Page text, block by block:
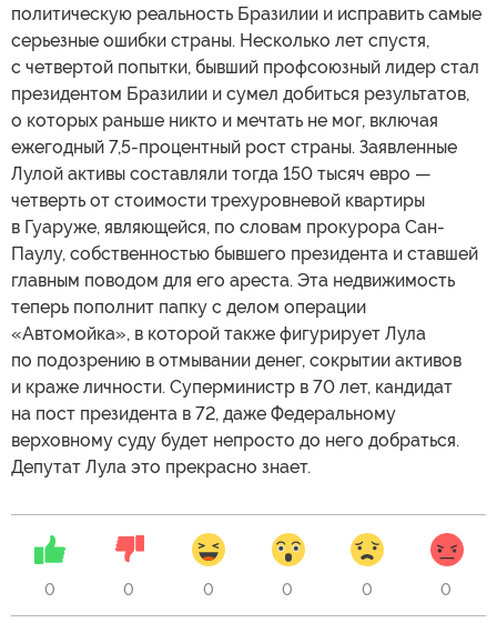
политическую реальность Бразилии и исправить самые
серьезные ошибки страны. Несколько лет спустя,
с четвертой попытки, бывший профсоюзный лидер стал
президентом Бразилии и сумел добиться результатов,
о которых раньше никто и мечтать не мог, включая
ежегодный 7,5-процентный рост страны. Заявленные
Лулой активы составляли тогда 150 тысяч евро —
четверть от стоимости трехуровневой квартиры
в Гуаруже, являющейся, по словам прокурора Сан-
Паулу, собственностью бывшего президента и ставшей
главным поводом для его ареста. Эта недвижимость
теперь пополнит папку с делом операции
«Автомойка», в которой также фигурирует Лула
по подозрению в отмывании денег, сокрытии активов
и краже личности. Суперминистр в 70 лет, кандидат
на пост президента в 72, даже Федеральному
верховному суду будет непросто до него добраться.
Депутат Лула это прекрасно знает.
0 0 0 0 0 0